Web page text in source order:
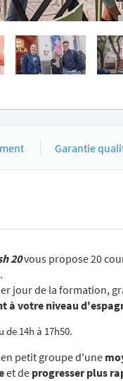
Garantie
20vous propose 20
jour de la formation,
à votre niveau
de 14h à 17h50.
petit groupe d'une
et de progresser plus